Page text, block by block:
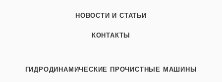
НОВОСТИ И СТАТЬИ
КОНТАКТЫ
ГИДРОДИНАМИЧЕСКИЕ ПРОЧИСТНЫЕ МАШИНЫ